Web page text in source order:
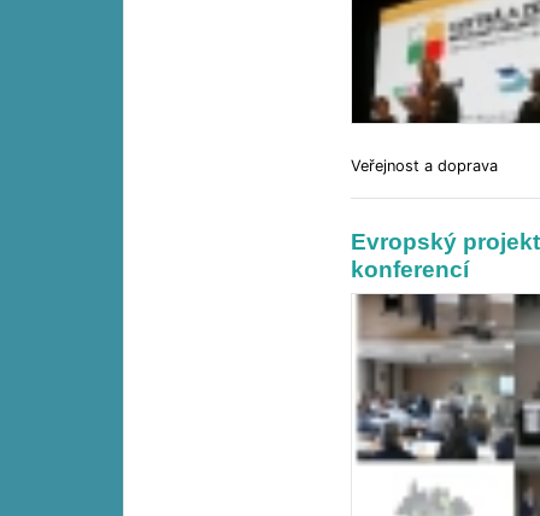
Veřejnost a doprava
Evropský
konferencí